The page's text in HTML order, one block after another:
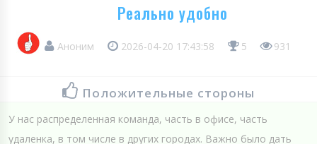
Реально удобно
Аноним 2026-04-20 17:43:58 5 931
Положительные стороны
У нас распределенная команда, часть в офисе, часть
удаленка, в том числе в других городах. Важно было дать